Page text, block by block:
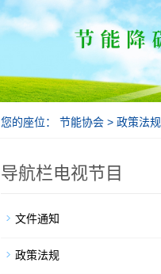
您的座位： 节能协会 > 政策法规
导航栏电视节目
文件通知
政策法规